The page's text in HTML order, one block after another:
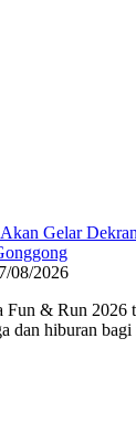
Gelar
08/2026
Fun & Run 2026
dan hiburan